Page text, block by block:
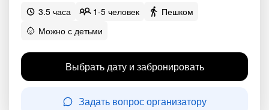
3.5 часа 1-5 человек
Пешком
Можно с детьми
Выбрать дату и забронировать
Задать вопрос организатору